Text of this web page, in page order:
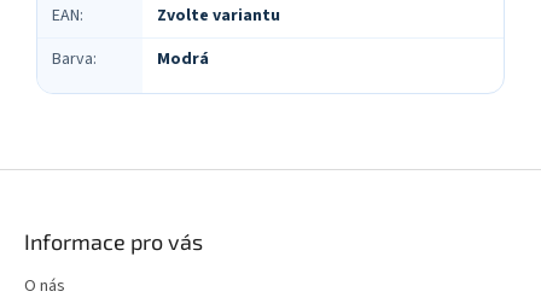
EAN:
Zvolte variantu
Barva: Modrá
Informace pro vás
O nás